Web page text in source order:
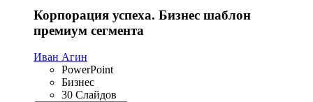
Корпорация успеха. Бизнес шаблон
премиум сегмента
Иван Агин
PowerPoint
Бизнес
30 Слайдов